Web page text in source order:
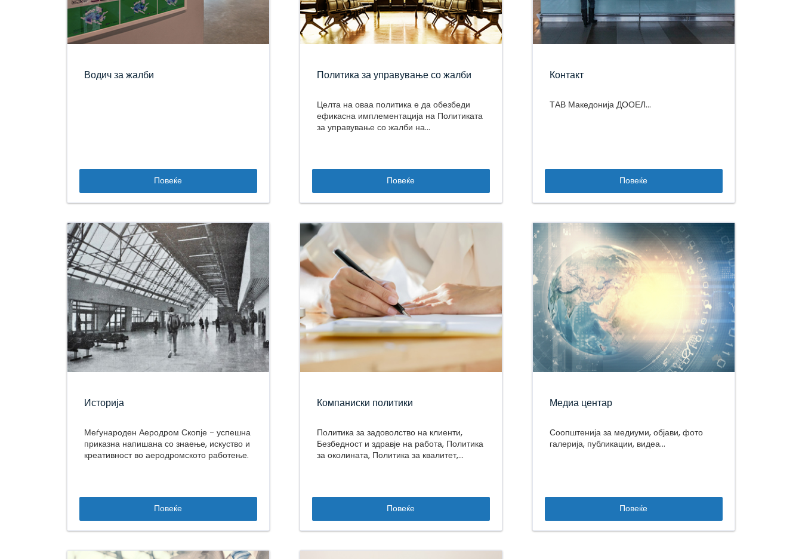
Водич за жалби
Повеќе
Политика за управување со жалби
Целта на оваа политика е да обезбеди
ефикасна имплементација на Политиката
за управување со жалби на...
Повеќе
Контакт
ТАВ Македонија ДООЕЛ...
Повеќе
Историја
Меѓународен Аеродром Скопје - успешна
приказна напишана со знаење, искуство и
креативност во аеродромското работење.
Повеќе
Компаниски политики
Политика за задоволство на клиенти,
Безбедност и здравје на работа, Политика
за околината, Политика за квалитет,
Повеќе
Медиа центар
Соопштенија за медиуми, објави, фото
галерија, публикации, видеа...
Повеќе